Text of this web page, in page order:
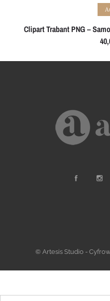
Add
Clipart Trabant PNG –
© Artesis Studio -